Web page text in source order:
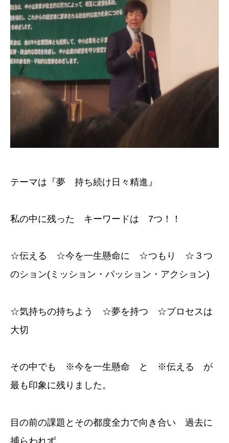
テーマは『夢 持ち続け日々精進』
私の中に残った キーワードは 7つ！！
☆伝える ☆今を一生懸命に ☆つもり ☆３つ
のション(ミッション・パッション・アクション)
☆気持ちの持ちよう ☆夢を持つ ☆プロセスは
大切
その中でも ※今を一生懸命 と ※伝える が
最も印象に残りました。
目の前の課題とその都度全力で向き合い 過去に
捕らわれず